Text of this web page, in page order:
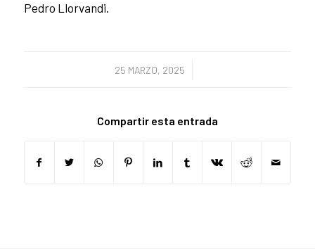
Pedro Llorvandi.
25 MARZO, 2025
/
Compartir esta entrada